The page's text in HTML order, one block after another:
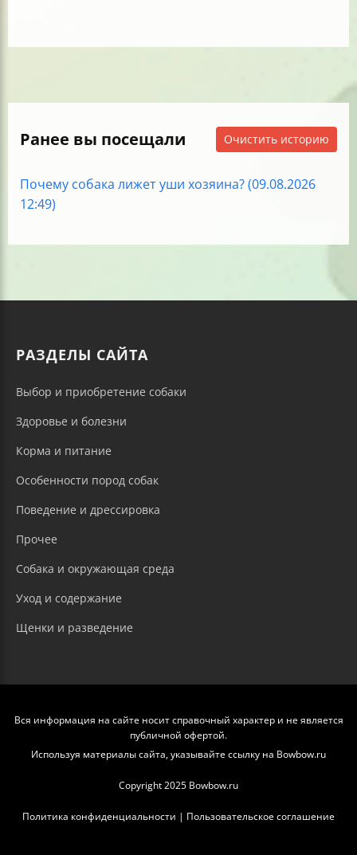
Ранее вы посещали Очистить историю
Почему собака лижет уши хозяина? (09.08.2026
12:49)
РАЗДЕЛЫ САЙТА
Выбор и приобретение собаки
Здоровье и болезни
Корма и питание
Особенности пород собак
Поведение и дрессировка
Прочее
Собака и окружающая среда
Уход и содержание
Щенки и разведение
Вся информация на сайте носит справочный характер и не является
публичной офертой.
Используя материалы сайта, указывайте ссылку на Bowbow.ru
Copyright 2025 Bowbow.ru
Политика конфиденциальности | Пользовательское соглашение